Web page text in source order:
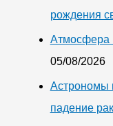
рождения
Атмосфера
05/08/2026
Астрономы
падение